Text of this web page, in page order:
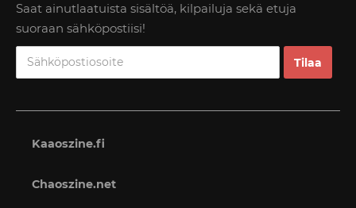
Saat ainutlaatuista sisältöä, kilpailuja sekä etuja
suoraan sähköpostiisi!
Kaaoszine.fi
Chaoszine.net